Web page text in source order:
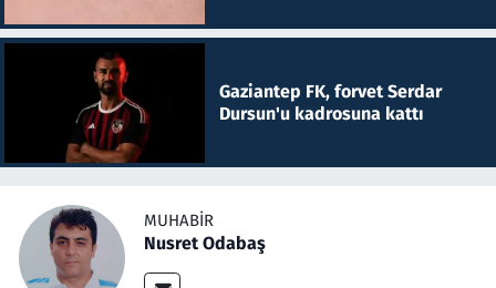
Gaziantep FK, forvet Serdar
Dursun'u kadrosuna kattı
MUHABIR
Nusret Odabaş